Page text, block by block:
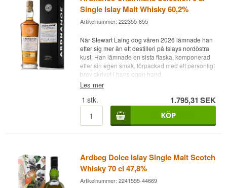
Single Islay Malt Whisky 60,2%
Artikelnummer: 222355-655
När Stewart Laing dog våren 2026 lämnade han
efter sig mer än ett destilleri på Islays nordöstra
kust. Han lämnade en sista flaska, komponerad
efter sin egen smak, förpackad med ett personligt
brev skrivet i hans egen hand.
Expertens beskrivning
Ardnahoe Chairman's Selection är en Islay
Single Malt Scotch Whisky lagrad 6 år på sherry-
och bourbonfat och buteljerad vid fatstyrka
Stewart Laings egna specifikationer strax innan
han gick bort, och den bär hans namn som den
sista whiskyn han själv satte sin signatur på.
Ardnahoe har använt äldre lager till denna
Les mer
1 stk. 1.795,31 SEK
Ardbeg Dolce Islay Single Malt Scotch
Whisky 70 cl 47,8%
Artikelnummer: 2241555-44669